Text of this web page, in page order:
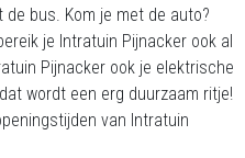
bus. Kom je met de auto?
je Intratuin Pijnacker ook al
Pijnacker ook je elektrische
wordt een erg duurzaam ritje!
van Intratuin